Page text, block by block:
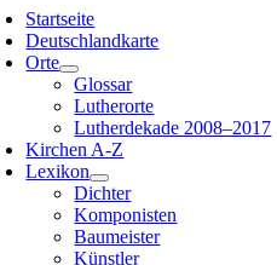
Startseite
Deutschlandkarte
Orte
Glossar
Lutherorte
Lutherdekade 2008–2017
Kirchen A-Z
Lexikon
Dichter
Komponisten
Baumeister
Künstler